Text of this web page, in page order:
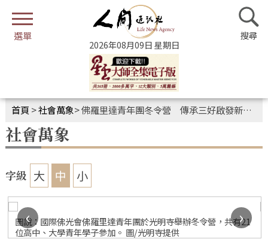
2026年08月09日 星期日
首頁 >社會萬象>佛羅里達青年團冬令營 傳承三好啟發新世代
社會萬象
字級 大 中 小
圖說：國際佛光會佛羅里達青年團於光明寺舉辦冬令營，共有21
位高中、大學青年學子參加。 圖/光明寺提供
‹
›